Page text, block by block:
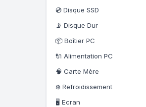
💿 Disque SSD
📡 Disque Dur
📦 Boîtier PC
🔌 Alimentation PC
🧠 Carte Mère
❄️ Refroidissement
🖥️ Ecran